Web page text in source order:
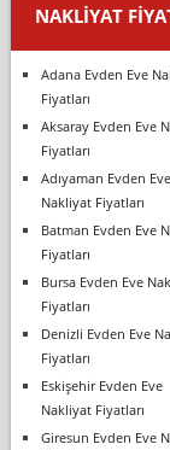
NAKLIYAT
Adana Evden Eve
Fiyatları
Aksaray Evden Eve
Fiyatları
Adıyaman Evden Eve
Nakliyat Fiyatları
Batman Evden Eve
Fiyatları
Bursa Evden Eve
Fiyatları
Denizli Evden Eve
Fiyatları
Eskişehir Evden Eve
Nakliyat Fiyatları
Giresun Evden Eve